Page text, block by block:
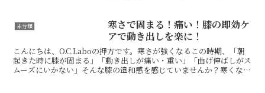
と“弛緩”です。例えるならスマホの電源
が切れている状態...
未分類
寒さで固まる！痛い！膝の即効ケ
アで動き出しを楽に！
こんにちは、O.C.Laboの押方です。寒さが強くなるこの時期、「朝
起きた時に膝が固まる」「動き出しが痛い・重い」「曲げ伸ばしがス
ムーズにいかない」そんな膝の違和感を感じていませんか？寒くなる